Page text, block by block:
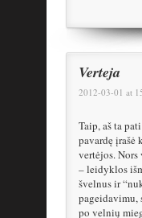
Verteja
2012-03-01 at
Taip, aš ta
pavardę įrašė
vertėjos.
– leidyklos
švelnus ir
pageidavimu,
po velnių